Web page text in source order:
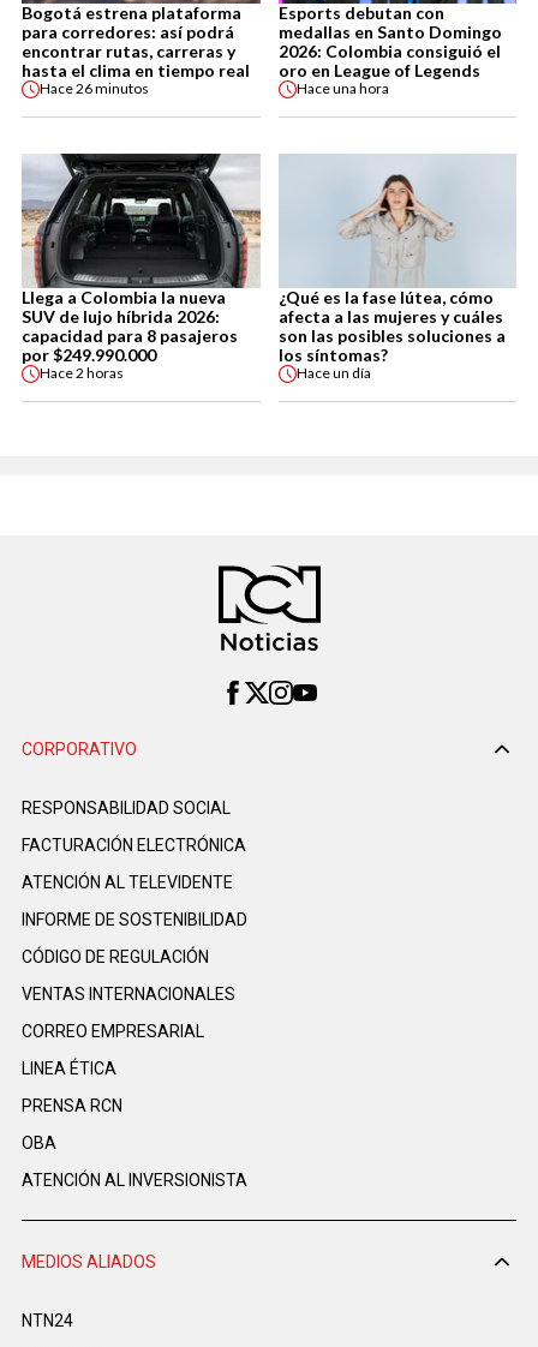
Bogotá estrena plataforma
para corredores: así podrá
encontrar rutas, carreras y
hasta el clima en tiempo real
Hace26 minutos
Esports debutan con
medallas en Santo Domingo
2026: Colombia consiguió el
oro en League of Legends
Haceuna hora
Llega a Colombia la nueva
SUV de lujo híbrida 2026:
capacidad para 8 pasajeros
por $249.990.000
Hace2 horas
¿Qué es la fase lútea, cómo
afecta a las mujeres y cuáles
son las posibles soluciones a
los síntomas?
Haceun día
CORPORATIVO
RESPONSABILIDAD SOCIAL
FACTURACIÓN ELECTRÓNICA
ATENCIÓN AL TELEVIDENTE
INFORME DE SOSTENIBILIDAD
CÓDIGO DE REGULACIÓN
VENTAS INTERNACIONALES
CORREO EMPRESARIAL
LINEA ÉTICA
PRENSA RCN
OBA
ATENCIÓN AL INVERSIONISTA
MEDIOS ALIADOS
NTN24